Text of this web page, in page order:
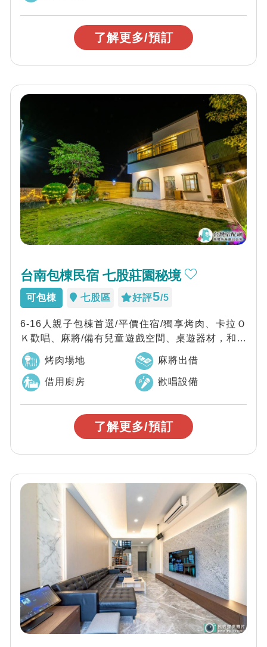
了解更多/預訂
台南包棟民宿 七股莊園秘境
可包棟 七股區 好評5/5
6-16人親子包棟首選/平價住宿/獨享烤肉、卡拉Ｏ
Ｋ歡唱、麻將/備有兒童遊戲空間、桌遊器材，和親
朋好友小聚的同時，也不怕小孩沒地方...
烤肉場地 麻將出借
借用廚房 歡唱設備
了解更多/預訂